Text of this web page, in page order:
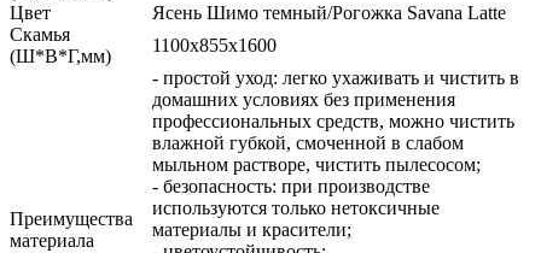
Цвет
Ясень Шимо темный/Рогожка Savana Latte
Скамья
(Ш*В*Г,мм)
1100х855х1600
Преимущества
материала
- простой уход: легко ухаживать и чистить в
домашних условиях без применения
профессиональных средств, можно чистить
влажной губкой, смоченной в слабом
мыльном растворе, чистить пылесосом;
- безопасность: при производстве
используются только нетоксичные
материалы и красители;